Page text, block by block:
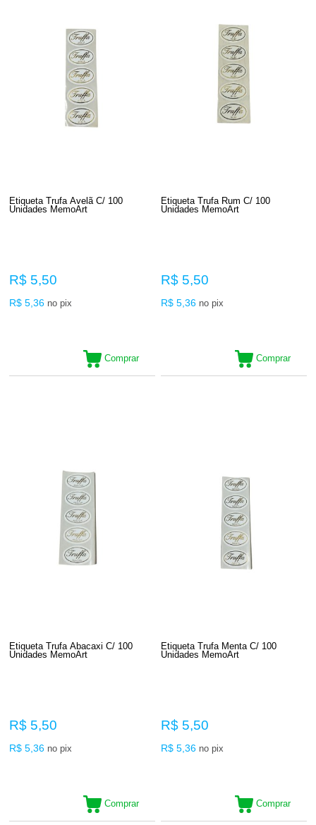
Etiqueta Trufa Avelã C/ 100
Unidades MemoArt
R$ 5,50
R$ 5,36 no pix
Comprar
Etiqueta Trufa Rum C/ 100
Unidades MemoArt
R$ 5,50
R$ 5,36 no pix
Comprar
Etiqueta Trufa Abacaxi C/ 100
Unidades MemoArt
R$ 5,50
R$ 5,36 no pix
Comprar
Etiqueta Trufa Menta C/ 100
Unidades MemoArt
R$ 5,50
R$ 5,36 no pix
Comprar